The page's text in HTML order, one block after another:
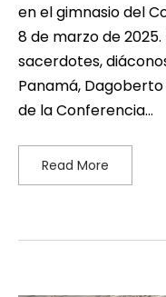
en el gimnasio del
8 de marzo de
sacerdotes,
Panamá,
de la Conferencia…
Read More